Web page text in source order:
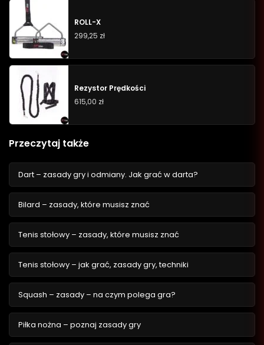
ROLL-X
299,25 zł
Rezystor Prędkości
615,00 zł
Przeczytaj także
Dart – zasady gry i odmiany. Jak grać w darta?
Bilard – zasady, które musisz znać
Tenis stołowy – zasady, które musisz znać
Tenis stołowy – jak grać, zasady gry, techniki
Squash – zasady – na czym polega gra?
Piłka nożna – poznaj zasady gry